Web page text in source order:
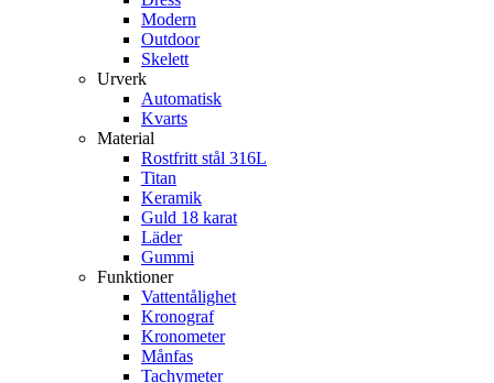
Modern
Outdoor
Skelett
Urverk
Automatisk
Kvarts
Material
Rostfritt stål 316L
Titan
Keramik
Guld 18 karat
Läder
Gummi
Funktioner
Vattentålighet
Kronograf
Kronometer
Månfas
Tachymeter